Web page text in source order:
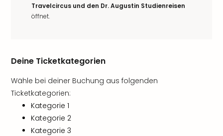
Travelcircus und den Dr. Augustin Studienreisen
öffnet.
Deine Ticketkategorien
Wähle bei deiner Buchung aus folgenden
Ticketkategorien:
Kategorie 1
Kategorie 2
Kategorie 3